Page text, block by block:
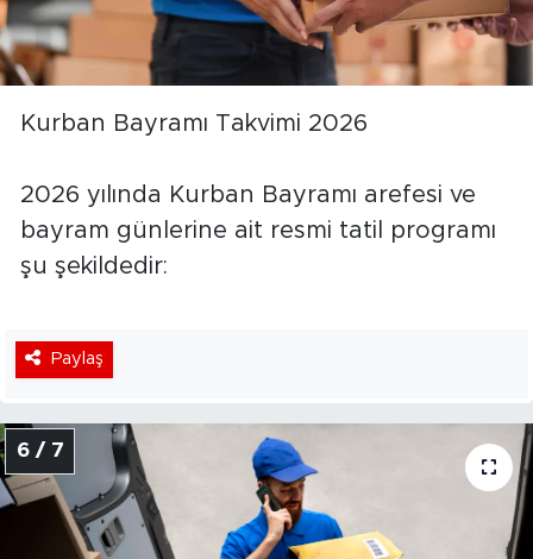
Kurban Bayramı Takvimi 2026
2026 yılında Kurban Bayramı arefesi ve
bayram günlerine ait resmi tatil programı
şu şekildedir:
Paylaş
6 / 7